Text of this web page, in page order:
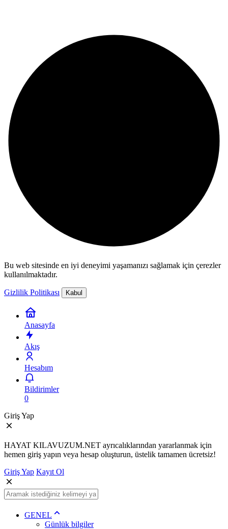
Bu web sitesinde en iyi deneyimi yaşamanızı sağlamak için çerezler
kullanılmaktadır.
Gizlilik Politikası Kabul
Anasayfa
Akış
Hesabım
Bildirimler
0
Giriş Yap
HAYAT KILAVUZUM.NET ayrıcalıklarından yararlanmak için
hemen giriş yapın veya hesap oluşturun, üstelik tamamen ücretsiz!
Giriş Yap Kayıt Ol
GENEL
Günlük bilgiler